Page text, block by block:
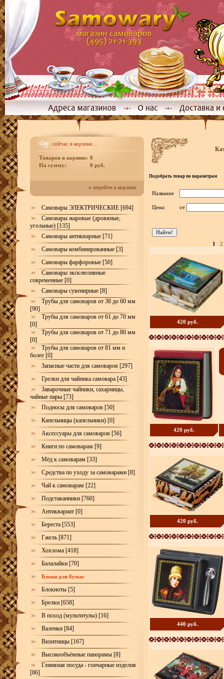
сейчас в корзине...
Товаров в корзине: 0
На сумму:
0 руб.
» перейти к корзине
Самовары ЭЛЕКТРИЧЕСКИЕ [694]
Самовары жаровые (дровяные,
угольные) [135]
Самовары антикварные [71]
Самовары комбинированные [3]
Самовары фарфоровые [50]
Самовары эксклюзивные
современные [0]
Самовары сувенирные [8]
Трубы для самоваров от 38 до 60 мм
[90]
Трубы для самоваров от 61 до 70 мм
[0]
Трубы для самоваров от 71 до 80 мм
[0]
Трубы для самоваров от 81 мм и
более [0]
Запасные части для самоваров [297]
Грелки для чайника самовара [43]
Заварочные чайники, сахарницы,
чайные пары [73]
Подносы для самоваров [50]
Капельницы (капельники) [0]
Аксессуары для самоваров [56]
Книги по самоварам [9]
Мёд к самоварам [33]
Средства по уходу за самоварами [8]
Чай к самоварам [22]
Подстаканники [760]
Антиквариат [0]
Береста [553]
Гжель [871]
Хохлома [418]
Балалайки [70]
Блоки для бумаг
Блокноты [5]
Брелки [658]
В поход (мультитулы) [16]
Валенки [84]
Визитницы [167]
Высокообъёмные панорамы [8]
Глиняная посуда - гончарные изделия
[86]
Подобрать товар по параметрам
Название
Цена: от
1 2
420 руб.
420 руб.
420 руб.
440 руб.